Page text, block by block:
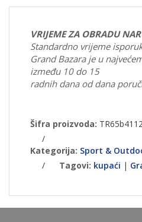
VRIJEME ZA OBRADU
Standardno vrijeme
Grand Bazara je u
između 10 do 15
radnih dana od dana
Šifra proizvoda:
/
Kategorija: Sport &
/
Tagovi: kupaći |